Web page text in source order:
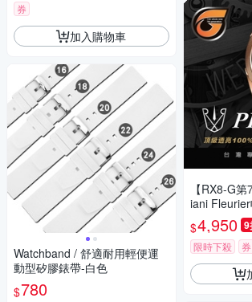
券
加入購物車
Watchband / 舒適耐用輕便運
動型矽膠錶帶-白色
$780
【RX8-G
iani
列(含鏡面
膜(不含手
$4,950 9
限時下殺 券